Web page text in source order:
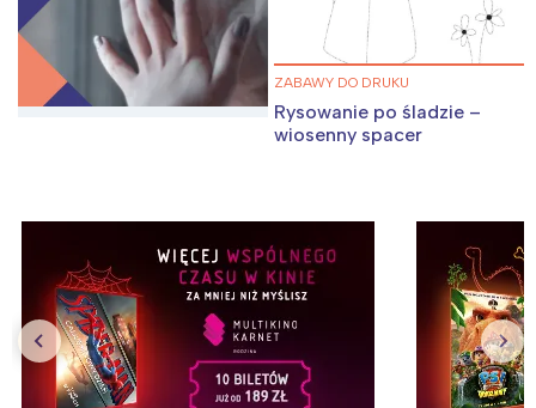
ZABAWY DO DRUKU
Rysowanie po śladzie –
wiosenny spacer